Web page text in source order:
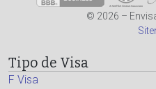
© 2026 –
Tipo de Visa
F Visa